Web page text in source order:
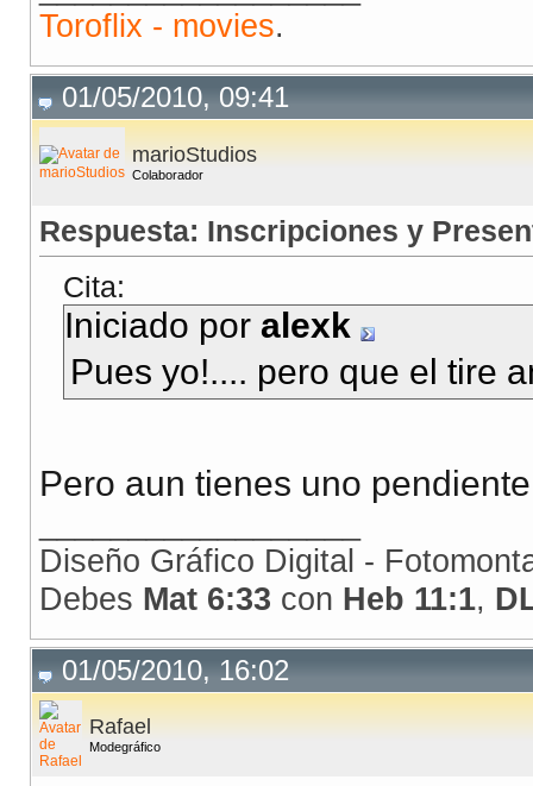
Toroflix - movies.
01/05/2010, 09:41
marioStudios
Colaborador
Respuesta: Inscripciones y
Cita:
Iniciado por alexk
Pues yo!.... pero que el tire
Pero aun tienes uno
Diseño Gráfico Digital -
Debes Mat 6:33 con Heb 11:1,
01/05/2010, 16:02
Rafael
Modegráfico